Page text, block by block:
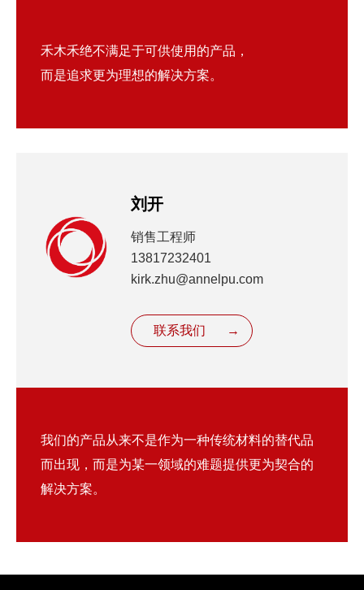
禾木禾绝不满足于可供使用的产品，
而是追求更为理想的解决方案。
刘开
销售工程师
13817232401
kirk.zhu@annelpu.com
联系我们 →
我们的产品从来不是作为一种传统材料的替代品
而出现，而是为某一领域的难题提供更为契合的
解决方案。